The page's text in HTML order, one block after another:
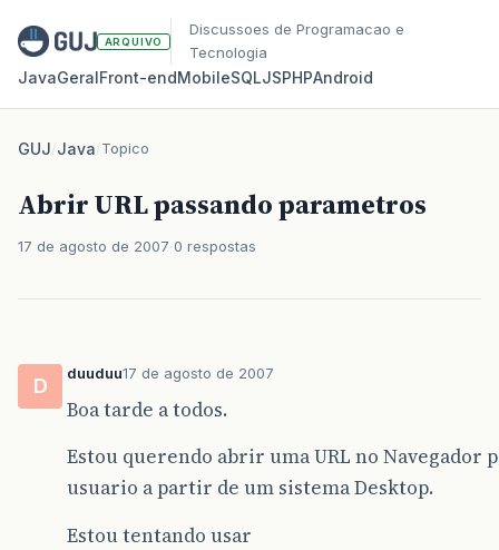
ARQUIVO
Discussoes de Programacao e
Tecnologia
JavaGeralFront‑endMobileSQLJSPHPAndroid
GUJ/Java/Topico
Abrir URL passando parametros
17 de agosto de 2007 0 respostas
D
duuduu17 de agosto de 2007
Boa tarde a todos.
Estou querendo abrir uma URL no Navegador
usuario a partir de um sistema Desktop.
Estou tentando usar